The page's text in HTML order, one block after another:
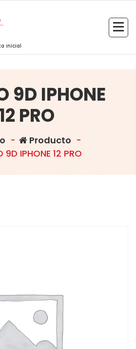
inicial
9D IPHONE
PRO
- Producto -
9D IPHONE 12 PRO